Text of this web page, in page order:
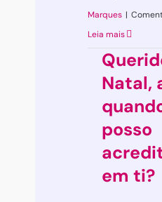
Marques |
Leia mais
Natal,
posso
em ti?